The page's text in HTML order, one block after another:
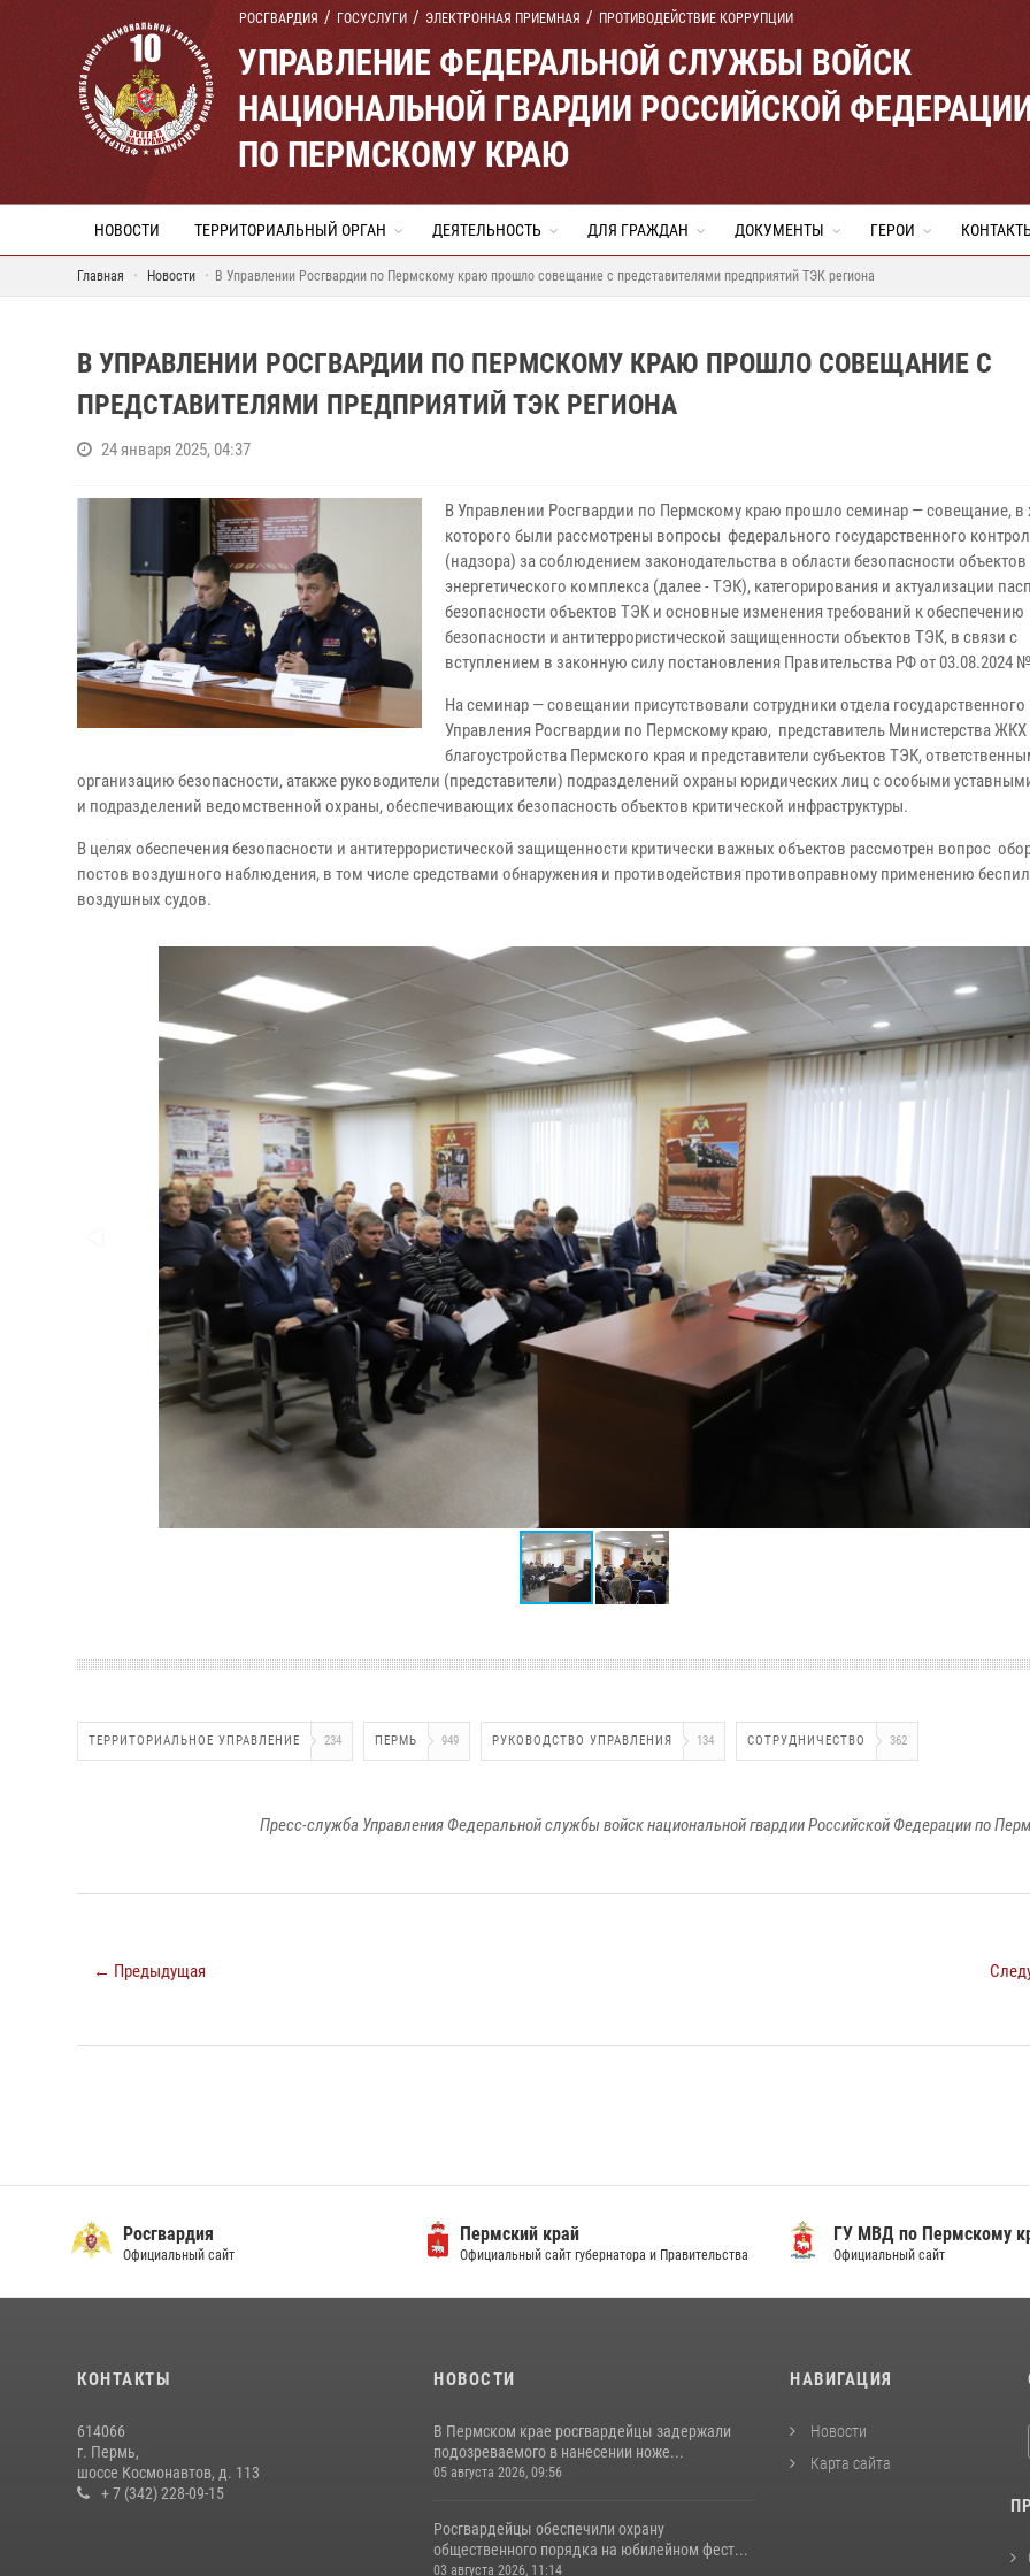
РОСГВАРДИЯ ГОСУСЛУГИ ЭЛЕКТРОННАЯ ПРИЕМНАЯ ПРОТИВОДЕЙСТВИЕ КОРРУПЦИИ
УПРАВЛЕНИЕ ФЕДЕРАЛЬНОЙ СЛУЖБЫ ВОЙСК
НАЦИОНАЛЬНОЙ ГВАРДИИ РОССИЙСКОЙ
ПО ПЕРМСКОМУ КРАЮ
НОВОСТИ ТЕРРИТОРИАЛЬНЫЙ ОРГАН ДЕЯТЕЛЬНОСТЬ ДЛЯ ГРАЖДАН ДОКУМЕНТЫ ГЕРОИ
Главная Новости В Управлении Росгвардии по Пермскому краю прошло совещание с представителями предприятий ТЭК региона
В УПРАВЛЕНИИ РОСГВАРДИИ ПО ПЕРМСКОМУ КРАЮ ПРОШЛО СОВЕЩАНИЕ С
ПРЕДСТАВИТЕЛЯМИ ПРЕДПРИЯТИЙ ТЭК РЕГИОНА
24 января 2025, 04:37
В Управлении Росгвардии по Пермскому краю прошло семинар — совещание, в
которого были рассмотрены вопросы федерального государственного
(надзора) за соблюдением законодательства в области безопасности
энергетического комплекса (далее - ТЭК), категорирования и актуализации
безопасности объектов ТЭК и основные изменения требований к обеспечению
безопасности и антитеррористической защищенности объектов ТЭК, в связи с
вступлением в законную силу постановления Правительства РФ от 03.08.2024
На семинар — совещании присутствовали сотрудники отдела государственного
Управления Росгвардии по Пермскому краю, представитель Министерства ЖКХ
благоустройства Пермского края и представители субъектов ТЭК,
организацию безопасности, атакже руководители (представители) подразделений охраны юридических лиц с особыми
и подразделений ведомственной охраны, обеспечивающих безопасность объектов критической инфраструктуры.
В целях обеспечения безопасности и антитеррористической защищенности критически важных объектов рассмотрен вопрос
постов воздушного наблюдения, в том числе средствами обнаружения и противодействия противоправному применению
воздушных судов.
ТЕРРИТОРИАЛЬНОЕ УПРАВЛЕНИЕ 234 ПЕРМЬ 949 РУКОВОДСТВО УПРАВЛЕНИЯ 134 СОТРУДНИЧЕСТВО 362
Пресс-служба Управления Федеральной службы войск национальной гвардии Российской Федерации по
← Предыдущая
Росгвардия
Официальный сайт
Пермский край
Официальный сайт губернатора и Правительства
ГУ МВД по Пермскому
Официальный сайт
КОНТАКТЫ
614066
г. Пермь,
шоссе Космонавтов, д. 113
+ 7 (342) 228-09-15
НОВОСТИ
В Пермском крае росгвардейцы задержали
подозреваемого в нанесении ноже...
05 августа 2026, 09:56
Росгвардейцы обеспечили охрану
общественного порядка на юбилейном фест...
03 августа 2026, 11:14
НАВИГАЦИЯ
Новости
Карта сайта